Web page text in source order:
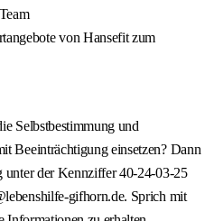
von Hansefit zum
Selbstbestimmung und
Beeinträchtigung einsetzen? Dann
der Kennziffer 40-24-03-25
gifhorn.de. Sprich mit